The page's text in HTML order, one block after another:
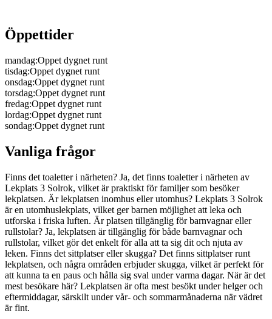
Öppettider
mandag:Oppet dygnet runt
tisdag:Oppet dygnet runt
onsdag:Oppet dygnet runt
torsdag:Oppet dygnet runt
fredag:Oppet dygnet runt
lordag:Oppet dygnet runt
sondag:Oppet dygnet runt
Vanliga frågor
Finns det toaletter i närheten? Ja, det finns toaletter i närheten av
Lekplats 3 Solrok, vilket är praktiskt för familjer som besöker
lekplatsen. Är lekplatsen inomhus eller utomhus? Lekplats 3 Solrok
är en utomhuslekplats, vilket ger barnen möjlighet att leka och
utforska i friska luften. Är platsen tillgänglig för barnvagnar eller
rullstolar? Ja, lekplatsen är tillgänglig för både barnvagnar och
rullstolar, vilket gör det enkelt för alla att ta sig dit och njuta av
leken. Finns det sittplatser eller skugga? Det finns sittplatser runt
lekplatsen, och några områden erbjuder skugga, vilket är perfekt för
att kunna ta en paus och hålla sig sval under varma dagar. När är det
mest besökare här? Lekplatsen är ofta mest besökt under helger och
eftermiddagar, särskilt under vår- och sommarmånaderna när vädret
är fint.